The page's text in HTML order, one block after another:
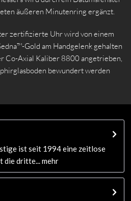
äußeren Minutenring ergänzt.
zertifizierte Uhr wird von einem
Gold am Handgelenk gehalten
Co-Axial Kaliber 8800 angetrieben,
bewundert werden
ist seit 1994 eine zeitlose
dritte...
mehr